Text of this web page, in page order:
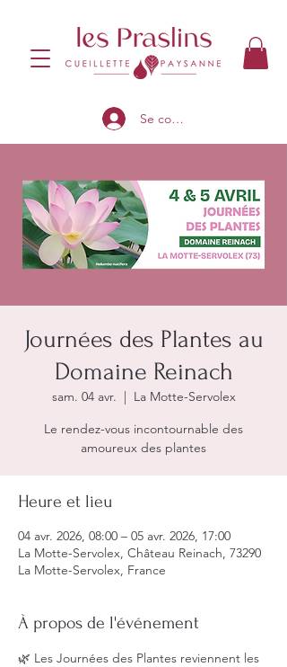
Se connecter
Journées des Plantes au
Domaine Reinach
sam. 04 avr.
  |
La Motte-Servolex
Le rendez-vous incontournable des
amoureux des plantes
Heure et lieu
04 avr. 2026, 08:00 – 05 avr. 2026, 17:00
La Motte-Servolex, Château Reinach, 73290
La Motte-Servolex, France
À propos de l'événement
🌿 Les Journées des Plantes reviennent les